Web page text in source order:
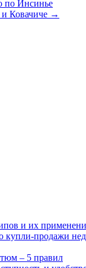
по Инсинье
Ковачиче →
и их
купли-продажи
– 5 правил